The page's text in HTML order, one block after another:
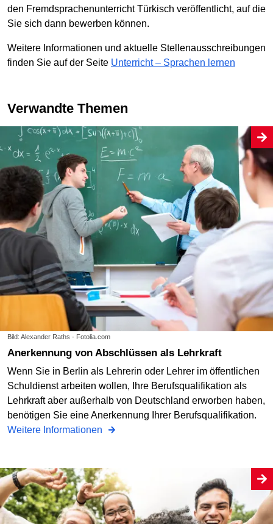
den Fremdsprachenunterricht Türkisch veröffentlicht, auf die
Sie sich dann bewerben können.
Weitere Informationen und aktuelle Stellenausschreibungen
finden Sie auf der Seite Unterricht – Sprachen lernen
Verwandte Themen
Bild: Alexander Raths - Fotolia.com
Anerkennung von Abschlüssen als Lehrkraft
Wenn Sie in Berlin als Lehrerin oder Lehrer im öffentlichen
Schuldienst arbeiten wollen, Ihre Berufsqualifikation als
Lehrkraft aber außerhalb von Deutschland erworben haben,
benötigen Sie eine Anerkennung Ihrer Berufsqualifikation.
Weitere Informationen